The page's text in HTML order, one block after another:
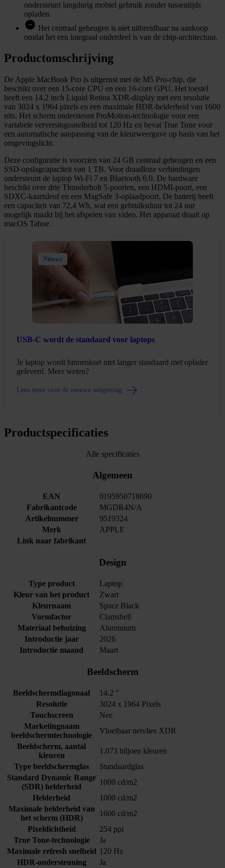
ondersteunt langdurig mobiel gebruik zonder tussentijds
opladen.
Het centraal geheugen is niet uitbreidbaar na aankoop
omdat het een integraal onderdeel is van de chip-architectuur.
Productomschrijving
De Apple MacBook Pro is uitgerust met de M5 Pro-chip, die
beschikt over een 15-core CPU en een 16-core GPU. Het toestel
heeft een 14,2 inch Liquid Retina XDR-display met een resolutie
van 3024 x 1964 pixels en een maximale HDR-helderheid van 1600
nits. Het scherm ondersteunt ProMotion-technologie voor een
variabele verversingssnelheid tot 120 Hz en bevat True Tone voor
een automatische aanpassing van de kleurweergave op basis van het
omgevingslicht.
Deze configuratie is voorzien van 24 GB centraal geheugen en een
SSD-opslagcapaciteit van 1 TB. Voor draadloze verbindingen
ondersteunt de laptop Wi-Fi 7 en Bluetooth 6.0. De hardware
beschikt over drie Thunderbolt 5-poorten, een HDMI-poort, een
SDXC-kaartsleuf en een MagSafe 3-oplaadpoort. De batterij heeft
een capaciteit van 72,4 Wh, wat een gebruiksduur tot 24 uur
mogelijk maakt bij het afspelen van video. Het apparaat draait op
macOS Tahoe.
Nieuws
USB-C wordt de standaard voor laptops
Je laptop wordt binnenkort niet langer standaard met oplader
geleverd. Meer weten?
Lees meer over de nieuwe wetgeving
Productspecificaties
Alle specificaties
Algemeen
EAN
0195950718690
Fabrikantcode
MGDR4N/A
Artikelnummer
9519324
Merk
APPLE
Link naar fabrikant
Design
Type product
Laptop
Kleur van het product
Zwart
Kleurnaam
Space Black
Vormfactor
Clamshell
Materiaal behuizing
Aluminium
Introductie jaar
2026
Introductie maand
Maart
Beeldscherm
Beeldschermdiagonaal
14.2 "
Resolutie
3024 x 1964 Pixels
Touchscreen
Nee
Marketingnaam
beeldschermtechnologie
Vloeibaar netvlies XDR
Beeldscherm, aantal
kleuren
1.073 biljoen kleuren
Type beeldschermglas
Standaardglas
Standard Dynamic Range
(SDR) helderheid
1000 cd/m2
Helderheid
1000 cd/m2
Maximale helderheid van
het scherm (HDR)
1600 cd/m2
Pixeldichtheid
254 ppi
True Tone-technologie
Ja
Maximale refresh snelheid 120 Hz
HDR-ondersteuning
Ja